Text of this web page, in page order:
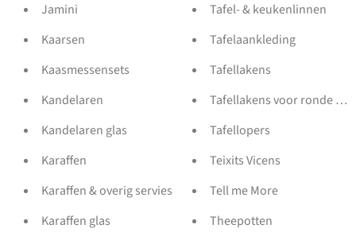
Jamini
Kaarsen
Kaasmessensets
Kandelaren
Kandelaren glas
Karaffen
Karaffen & overig servies
Karaffen glas
Tafel- & keukenlinnen
Tafelaankleding
Tafellakens
Tafellakens voor ronde
Tafellopers
Teixits Vicens
Tell me More
Theepotten